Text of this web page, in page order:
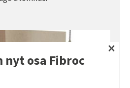
nyt osa Fibroc
×